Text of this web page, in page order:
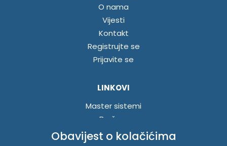
O nama
Vijesti
Kontakt
Registrujte se
Prijavite se
LINKOVI
Master sistemi
Brošure
Akcije
Obavijest o kolačićima